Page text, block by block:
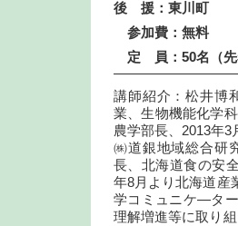
後 援：東川町
参加費：無料
定 員： 50名（先
講師紹介：松井博
業、生物機能化学
農学部長、2013年
㈱道銀地域総合研
長、北海道食の安
年8月より北海道産
学コミュニケ―タ
理解増進等に取り